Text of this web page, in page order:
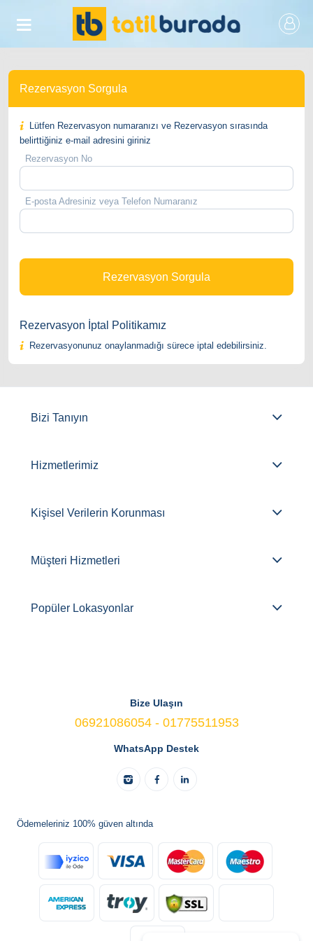
Rezervasyon Sorgula
Lütfen Rezervasyon numaranızı ve Rezervasyon sırasında
belirttiğiniz e-mail adresini giriniz
Rezervasyon No
E-posta Adresiniz veya Telefon Numaranız
Rezervasyon Sorgula
Rezervasyon İptal Politikamız
Rezervasyonunuz onaylanmadığı sürece iptal edebilirsiniz.
Bizi Tanıyın
Hizmetlerimiz
Kişisel Verilerin Korunması
Müşteri Hizmetleri
Popüler Lokasyonlar
Bize Ulaşın
06921086054 - 01775511953
WhatsApp Destek
Ödemeleriniz 100% güven altında